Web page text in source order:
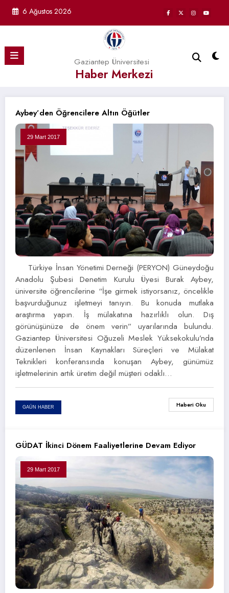
6 Ağustos 2026
Gaziantep Üniversitesi
Haber Merkezi
Aybey’den Öğrencilere Altın Öğütler
29 Mart 2017
Türkiye İnsan Yönetimi Derneği (PERYON) Güneydoğu
Anadolu Şubesi Denetim Kurulu Üyesi Burak Aybey,
üniversite öğrencilerine “İşe girmek istiyorsanız, öncelikle
başvurduğunuz işletmeyi tanıyın. Bu konuda mutlaka
araştırma yapın. İş mülakatına hazırlıklı olun. Dış
görünüşünüze de önem verin” uyarılarında bulundu.
Gaziantep Üniversitesi Oğuzeli Meslek Yüksekokulu’nda
düzenlenen İnsan Kaynakları Süreçleri ve Mülakat
Teknikleri konferansında konuşan Aybey, günümüz
işletmelerinin artık üretim değil müşteri odaklı…
GAÜN HABER Haberi Oku
GÜDAT İkinci Dönem Faaliyetlerine Devam Ediyor
29 Mart 2017